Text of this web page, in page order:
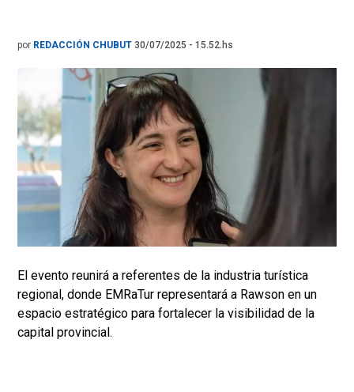
por REDACCIÓN CHUBUT 30/07/2025 - 15.52.hs
El evento reunirá a referentes de la industria turística
regional, donde EMRaTur representará a Rawson en un
espacio estratégico para fortalecer la visibilidad de la
capital provincial.